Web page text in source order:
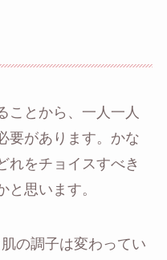
ことから、一人一人
要があります。かな
れをチョイスすべき
思います。
の調子は変わってい